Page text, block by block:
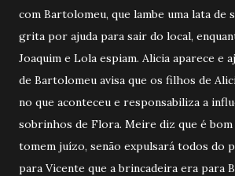
com Bartolomeu, que lambe uma lata de
grita por ajuda para sair do local,
Joaquim e Lola espiam. Alicia aparece e
de Bartolomeu avisa que os filhos de
no que aconteceu e responsabiliza a
sobrinhos de Flora. Meire diz que é bom
tomem juízo, senão expulsará todos do
para Vicente que a brincadeira era para